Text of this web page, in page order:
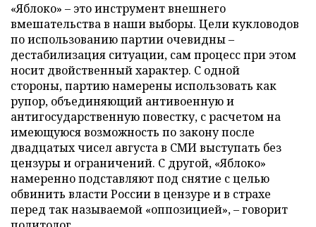
«Яблоко» – это инструмент внешнего
вмешательства в наши выборы. Цели кукловодов
по использованию партии очевидны –
дестабилизация ситуации, сам процесс при этом
носит двойственный характер. С одной
стороны, партию намерены использовать как
рупор, объединяющий антивоенную и
антигосударственную повестку, с расчетом на
имеющуюся возможность по закону после
двадцатых чисел августа в СМИ выступать без
цензуры и ограничений. С другой, «Яблоко»
намеренно подставляют под снятие с целью
обвинить власти России в цензуре и в страхе
перед так называемой «оппозицией», – говорит